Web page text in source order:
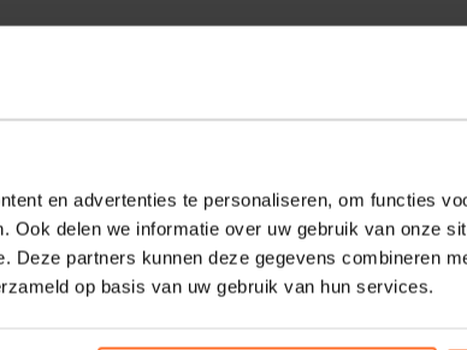
en advertenties te personaliseren, om functies
Ook delen we informatie over uw gebruik van onze
Deze partners kunnen deze gegevens combineren
op basis van uw gebruik van hun services.
voor een sportieve en casual look. Met
en eenvoud. Ideaal voor alledaags
zijn tijdloze ontwerp.
thuisgeleverd met DHL.